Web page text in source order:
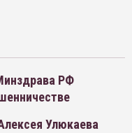
РФ
Улюкаева